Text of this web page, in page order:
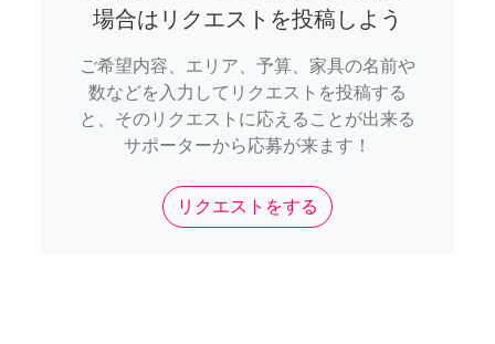
場合はリクエストを投稿しよう
ご希望内容、エリア、予算、家具の名前や
数などを入力してリクエストを投稿する
と、そのリクエストに応えることが出来る
サポーターから応募が来ます！
リクエストをする